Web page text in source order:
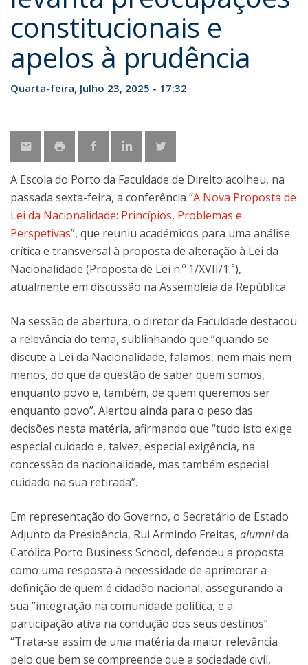
constitucionais e
apelos à prudência
Quarta-feira, Julho 23, 2025 - 17:32
A Escola do Porto da Faculdade de Direito acolheu, na
passada sexta-feira, a conferência “A Nova Proposta de
Lei da Nacionalidade: Princípios, Problemas e
Perspetivas”, que reuniu académicos para uma análise
crítica e transversal à proposta de alteração à Lei da
Nacionalidade (Proposta de Lei n.º 1/XVII/1.ª),
atualmente em discussão na Assembleia da República.
Na sessão de abertura, o diretor da Faculdade destacou
a relevância do tema, sublinhando que “quando se
discute a Lei da Nacionalidade, falamos, nem mais nem
menos, do que da questão de saber quem somos,
enquanto povo e, também, de quem queremos ser
enquanto povo”. Alertou ainda para o peso das
decisões nesta matéria, afirmando que “tudo isto exige
especial cuidado e, talvez, especial exigência, na
concessão da nacionalidade, mas também especial
cuidado na sua retirada”.
Em representação do Governo, o Secretário de Estado
Adjunto da Presidência, Rui Armindo Freitas, alumnida
Católica Porto Business School, defendeu a proposta
como uma resposta à necessidade de aprimorar a
definição de quem é cidadão nacional, assegurando a
sua “integração na comunidade política, e a
participação ativa na condução dos seus destinos”.
“Trata-se assim de uma matéria da maior relevância
pelo que bem se compreende que a sociedade civil,